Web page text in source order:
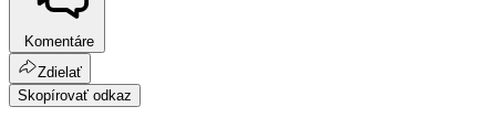
Komentáre
Zdielať
Skopírovať odkaz